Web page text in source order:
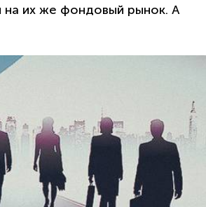
на их же фондовый рынок. А